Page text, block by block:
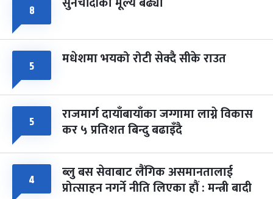
८
५ मधेशमा भयको रोटी सेक्दै सीके राउत
५ राजमार्ग दायाँबायाँका जग्गामा लाग्ने विकास
कर ५ प्रतिशत बिन्दु बढाइँदै
४ ब्लु बस सेवाबाट लैंगिक असमानतालाई
प्रोत्साहन नगर्ने नीति लिएका हौं : मन्त्री बादी